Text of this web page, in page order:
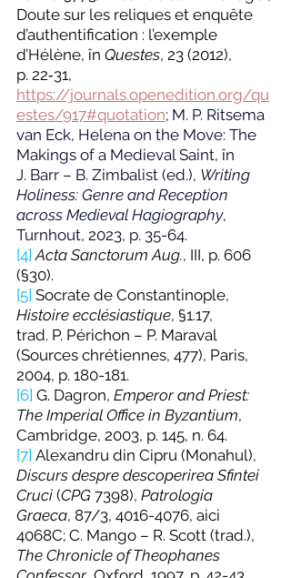
Doute sur les reliques et enquête
d’authentification : l’exemple
d’Hélène, în Questes, 23 (2012),
p. 22‑31,
https://journals.openedition.org/qu
estes/917#quotation; M. P. Ritsema
van Eck, Helena on the Move: The
Makings of a Medieval Saint, în
J. Barr – B. Zimbalist (ed.), Writing
Holiness: Genre and Reception
across Medieval Hagiography,
Turnhout, 2023, p. 35-64.
[4] Acta Sanctorum Aug., III, p. 606
(§30).
[5] Socrate de Constantinople,
Histoire ecclésiastique, §1.17,
trad. P. Périchon – P. Maraval
(Sources chrétiennes, 477), Paris,
2004, p. 180-181.
[6] G. Dagron, Emperor and Priest:
The Imperial Office in Byzantium,
Cambridge, 2003, p. 145, n. 64.
[7] Alexandru din Cipru (Monahul),
Discurs despre descoperirea Sfintei
Cruci (CPG 7398), Patrologia
Graeca, 87/3, 4016-4076, aici
4068C; C. Mango – R. Scott (trad.),
The Chronicle of Theophanes